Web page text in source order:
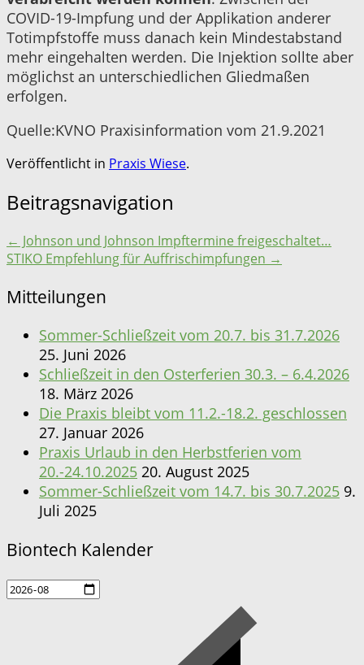
COVID-19-Impfung und der Applikation anderer
Totimpfstoffe muss danach kein Mindestabstand
mehr eingehalten werden. Die Injektion sollte aber
möglichst an unterschiedlichen Gliedmaßen
erfolgen.
Quelle:KVNO Praxisinformation vom 21.9.2021
Veröffentlicht in Praxis Wiese.
Beitragsnavigation
← Johnson und Johnson Impftermine freigeschaltet…
STIKO Empfehlung für Auffrischimpfungen →
Mitteilungen
Sommer-Schließzeit vom 20.7. bis 31.7.2026
25. Juni 2026
Schließzeit in den Osterferien 30.3. – 6.4.2026
18. März 2026
Die Praxis bleibt vom 11.2.-18.2. geschlossen
27. Januar 2026
Praxis Urlaub in den Herbstferien vom
20.-24.10.2025 20. August 2025
Sommer-Schließzeit vom 14.7. bis 30.7.2025 9.
Juli 2025
Biontech Kalender